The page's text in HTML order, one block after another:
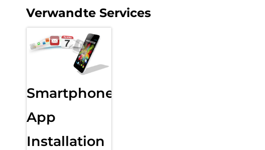
Verwandte Services
Smartphone
App
Installation